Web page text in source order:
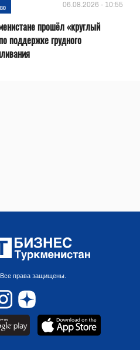
06.08.2026 - 10:55
прошёл «круглый
поддержке грудного
права защищены.